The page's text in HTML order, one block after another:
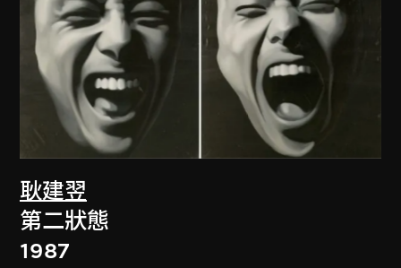
耿建翌
第二狀態
1987